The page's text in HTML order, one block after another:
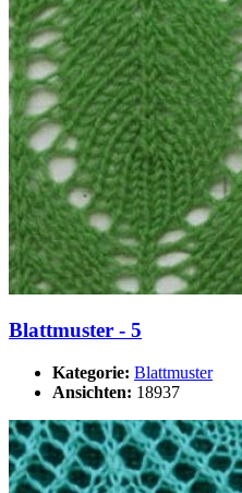
Blattmuster - 5
Kategorie: Blattmuster
Ansichten: 18937